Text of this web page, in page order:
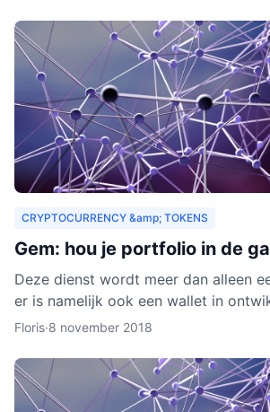
CRYPTOCURRENCY &amp; TOKENS
Gem: hou je portfolio in de
Deze dienst wordt meer dan alleen
er is namelijk ook een wallet in
wallet gaat verschillende
Floris·8 november 2018